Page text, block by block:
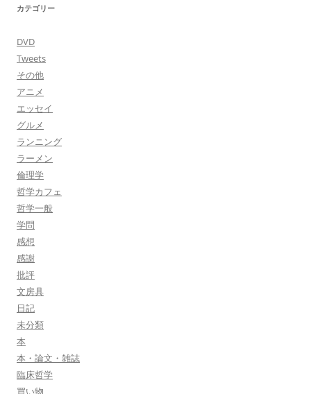
カテゴリー
DVD
Tweets
その他
アニメ
エッセイ
グルメ
ランニング
ラーメン
倫理学
哲学カフェ
哲学一般
学問
感想
感謝
批評
文房具
日記
未分類
本
本・論文・雑誌
臨床哲学
買い物